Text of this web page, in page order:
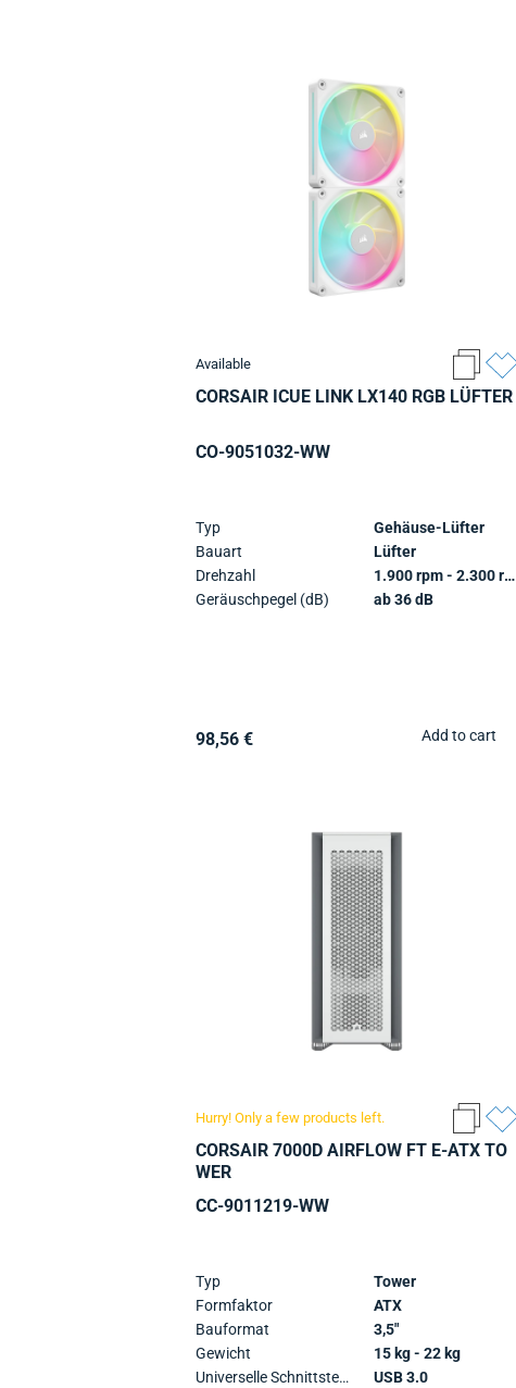
Available
CORSAIR ICUE LINK LX140 RGB LÜFTER
CO-9051032-WW
Typ
Bauart
Drehzahl
Geräuschpegel (dB)
Gehäuse-Lüfter
Lüfter
1.900 rpm - 2.300 rpm
ab 36 dB
98,56 € Add to cart
Hurry! Only a few products left.
CORSAIR 7000D AIRFLOW FT E-ATX TO
WER
CC-9011219-WW
Typ
Formfaktor
Bauformat
Gewicht
Universelle Schnittstellen
Tower
ATX
3,5"
15 kg - 22 kg
USB 3.0